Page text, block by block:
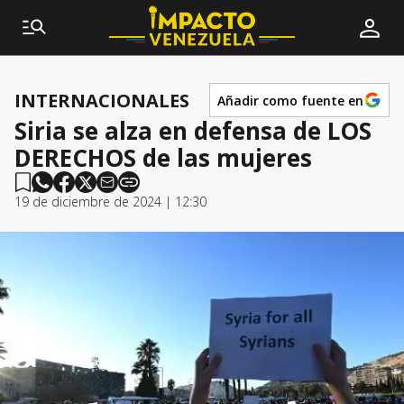
INTERNACIONALES Añadir como fuente en
Siria se alza en defensa de LOS
DERECHOS de las mujeres
19 de diciembre de 2024 | 12:30